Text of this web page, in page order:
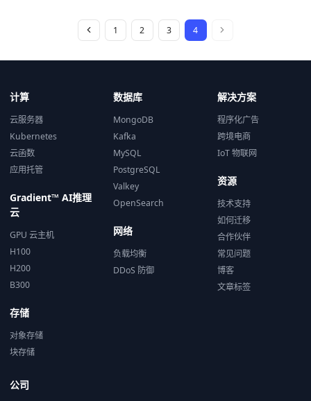
1 2 3 4
计算
云服务器
Kubernetes
云函数
应用托管
Gradient™ AI推理
云
GPU 云主机
H100
H200
B300
存储
对象存储
块存储
数据库
MongoDB
Kafka
MySQL
PostgreSQL
Valkey
OpenSearch
网络
负载均衡
DDoS 防御
解决方案
程序化广告
跨境电商
IoT 物联网
资源
技术支持
如何迁移
合作伙伴
常见问题
博客
文章标签
公司